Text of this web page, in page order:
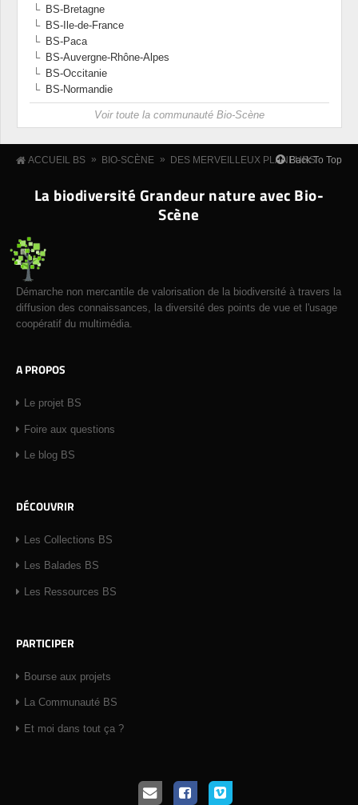
BS-Bretagne
BS-Ile-de-France
BS-Paca
BS-Auvergne-Rhône-Alpes
BS-Occitanie
BS-Normandie
Voir toute la communauté Bio-Scène
ACCUEIL BS » BIO-SCÈNE » DES MERVEILLEUX PLANEURSBack To Top
La biodiversité Grandeur nature avec Bio-
Scène
Démarche non mercantile de valorisation de la biodiversité à travers la
diffusion des connaissances, la diversité des points de vue et l'usage
coopératif du multimédia.
A PROPOS
Le projet BS
Foire aux questions
Le blog BS
DÉCOUVRIR
Les Collections BS
Les Balades BS
Les Ressources BS
PARTICIPER
Bourse aux projets
La Communauté BS
Et moi dans tout ça ?